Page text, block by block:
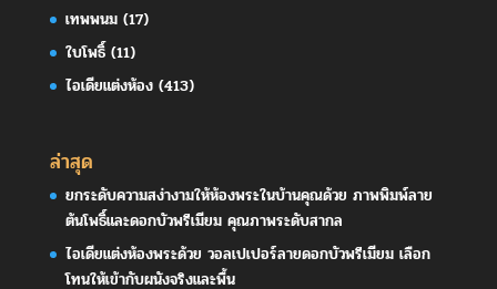
เทพพนม(17)
ใบโพธิ์(11)
ไอเดียแต่งห้อง(413)
ล่าสุด
ยกระดับความสง่างามให้ห้องพระในบ้านคุณด้วย ภาพพิมพ์ลาย
ต้นโพธิ์และดอกบัวพรีเมียม คุณภาพระดับสากล
ไอเดียแต่งห้องพระด้วย วอลเปเปอร์ลายดอกบัวพรีเมียม เลือก
โทนให้เข้ากับผนังจริงและพื้น